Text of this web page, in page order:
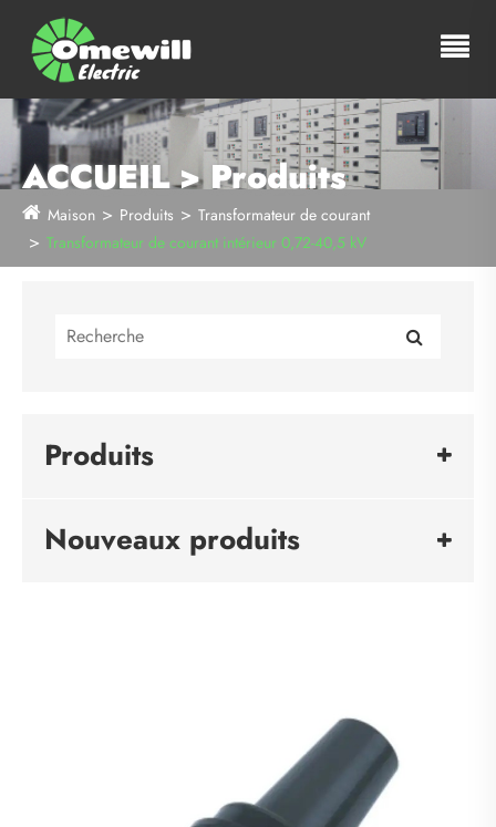
ACCUEIL > Produits
Maison Produits
Transformateur de courant
Transformateur de courant intérieur 0,72-40,5 kV
Produits
Nouveaux produits